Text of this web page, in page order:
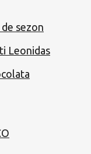
sezon
Leonidas